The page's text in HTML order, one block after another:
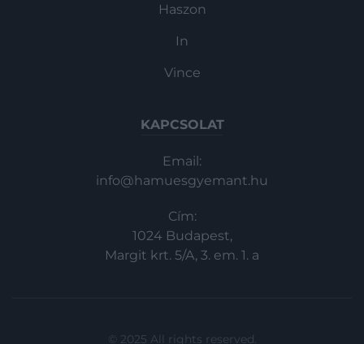
Haszon
In
Vince
KAPCSOLAT
Email:
info@hamuesgyemant.hu
Cím:
1024 Budapest,
Margit krt. 5/A, 3. em. 1. a
© 2025 All rights reserved.